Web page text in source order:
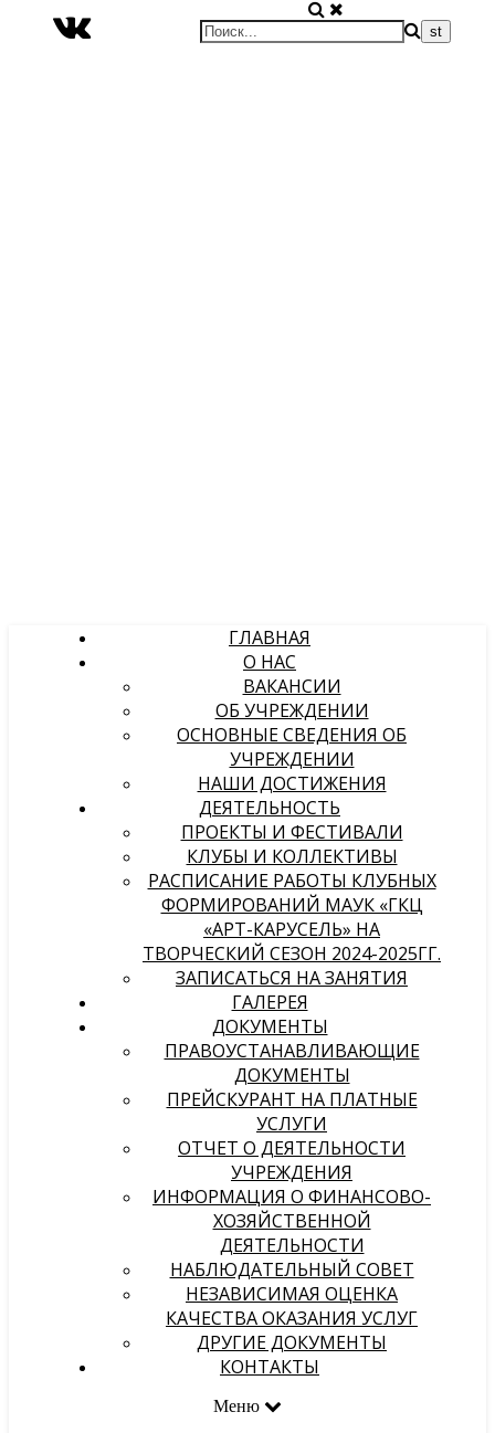
ГЛАВНАЯ
О НАС
ВАКАНСИИ
ОБ УЧРЕЖДЕНИИ
ОСНОВНЫЕ СВЕДЕНИЯ ОБ
УЧРЕЖДЕНИИ
НАШИ ДОСТИЖЕНИЯ
ДЕЯТЕЛЬНОСТЬ
ПРОЕКТЫ И ФЕСТИВАЛИ
КЛУБЫ И КОЛЛЕКТИВЫ
РАСПИСАНИЕ РАБОТЫ КЛУБНЫХ
ФОРМИРОВАНИЙ МАУК «ГКЦ
«АРТ-КАРУСЕЛЬ» НА
ТВОРЧЕСКИЙ СЕЗОН 2024-2025ГГ.
ЗАПИСАТЬСЯ НА ЗАНЯТИЯ
ГАЛЕРЕЯ
ДОКУМЕНТЫ
ПРАВОУСТАНАВЛИВАЮЩИЕ
ДОКУМЕНТЫ
ПРЕЙСКУРАНТ НА ПЛАТНЫЕ
УСЛУГИ
ОТЧЕТ О ДЕЯТЕЛЬНОСТИ
УЧРЕЖДЕНИЯ
ИНФОРМАЦИЯ О ФИНАНСОВО-
ХОЗЯЙСТВЕННОЙ
ДЕЯТЕЛЬНОСТИ
НАБЛЮДАТЕЛЬНЫЙ СОВЕТ
НЕЗАВИСИМАЯ ОЦЕНКА
КАЧЕСТВА ОКАЗАНИЯ УСЛУГ
ДРУГИЕ ДОКУМЕНТЫ
КОНТАКТЫ
Меню